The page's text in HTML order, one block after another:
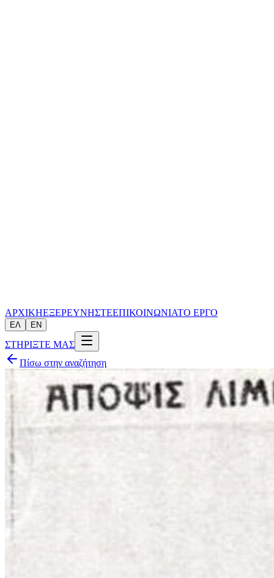
ΑΡΧΙΚΗΕΞΕΡΕΥΝΗΣΤΕΕΠΙΚΟΙΝΩΝΙΑΤΟ ΕΡΓΟ
ΕΛ EN
ΣΤΗΡΙΞΤΕ ΜΑΣ
Πίσω στην αναζήτηση